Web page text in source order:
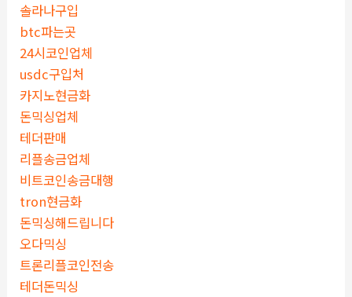
솔라나구입
btc파는곳
24시코인업체
usdc구입처
카지노현금화
돈믹싱업체
테더판매
리플송금업체
비트코인송금대행
tron현금화
돈믹싱해드립니다
오다믹싱
트론리플코인전송
테더돈믹싱